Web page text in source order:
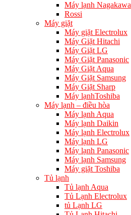
Máy lạnh Nagakawa
Rossi
Máy giặt
Máy giặt Electrolux
Máy Giặt Hitachi
Máy Giặt LG
Máy Giặt Panasonic
Máy Giặt Aqua
Máy Giặt Samsung
Máy Giặt Sharp
Máy lạnhToshiba
Máy lạnh – điều hòa
Máy lạnh Aqua
Máy lạnh Daikin
Máy lạnh Electrolux
Máy lạnh LG
Máy lạnh Panasonic
Máy lạnh Samsung
Máy giặt Toshiba
Tủ lạnh
Tủ lạnh Aqua
Tủ Lạnh Electrolux
tủ Lạnh LG